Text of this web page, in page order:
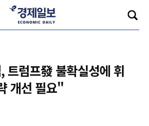
트럼프發 불확실성에 휘
개선 필요"